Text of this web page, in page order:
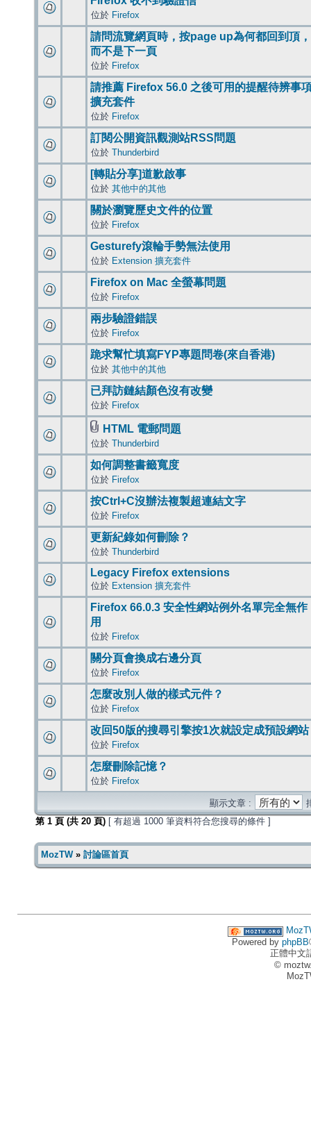
位於 Firefox
請問流覽網頁時，按page up為何都回到頂，
而不是下一頁
位於 Firefox
請推薦 Firefox 56.0 之後可用的提醒待辨事
擴充套件
位於 Firefox
訂閱公開資訊觀測站RSS問題
位於 Thunderbird
[轉貼分享]道歉啟事
位於 其他中的其他
關於瀏覽歷史文件的位置
位於 Firefox
Gesturefy滾輪手勢無法使用
位於 Extension 擴充套件
Firefox on Mac 全螢幕問題
位於 Firefox
兩步驗證錯誤
位於 Firefox
跪求幫忙填寫FYP專題問卷(來自香港)
位於 其他中的其他
已拜訪鏈結顏色沒有改變
位於 Firefox
HTML 電郵問題
位於 Thunderbird
如何調整書籤寬度
位於 Firefox
按Ctrl+C沒辦法複製超連結文字
位於 Firefox
更新紀錄如何刪除？
位於 Thunderbird
Legacy Firefox extensions
位於 Extension 擴充套件
Firefox 66.0.3 安全性網站例外名單完全無作
用
位於 Firefox
關分頁會換成右邊分頁
位於 Firefox
怎麼改別人做的樣式元件？
位於 Firefox
改回50版的搜尋引擎按1次就設定成預設網站
位於 Firefox
怎麼刪除記憶？
位於 Firefox
顯示文章 :
第 1 頁 (共 20 頁) [ 有超過 1000 筆資料符合您搜尋的條件 ]
MozTW» 討論區首頁
Powered by phpBB
正體中文
©